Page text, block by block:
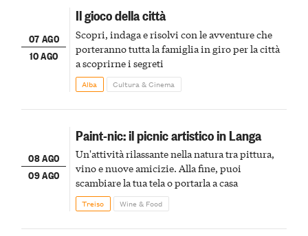
07 AGO
10 AGO
Il gioco della città
Scopri, indaga e risolvi con le avventure che
porteranno tutta la famiglia in giro per la città
a scoprirne i segreti
Alba Cultura & Cinema
08 AGO
09 AGO
Paint-nic: il picnic artistico in Langa
Un'attività rilassante nella natura tra pittura,
vino e nuove amicizie. Alla fine, puoi
scambiare la tua tela o portarla a casa
Treiso Wine & Food